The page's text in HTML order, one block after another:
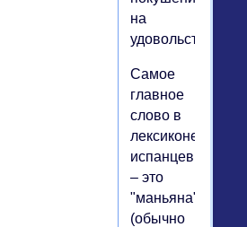
на
удовольствие.
Самое
главное
слово в
лексиконе
испанцев
– это
"маньяна"
(обычно